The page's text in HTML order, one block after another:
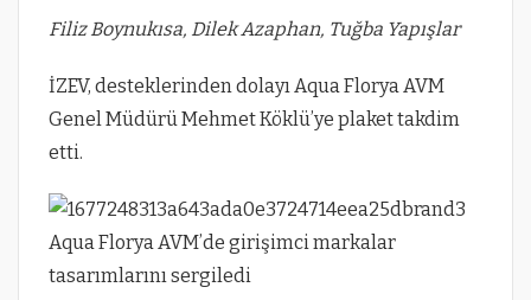
Filiz Boynukısa, Dilek Azaphan, Tuğba Yapışlar
İZEV, desteklerinden dolayı Aqua Florya AVM
Genel Müdürü Mehmet Köklü’ye plaket takdim
etti.